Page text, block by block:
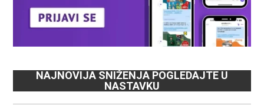
NAJNOVIJA SNIŽENJA POGLEDAJTE U
NASTAVKU